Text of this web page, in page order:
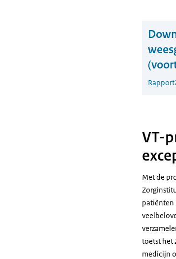
Rapport
VT-
Met de
patiënten
toetst het
medicijn